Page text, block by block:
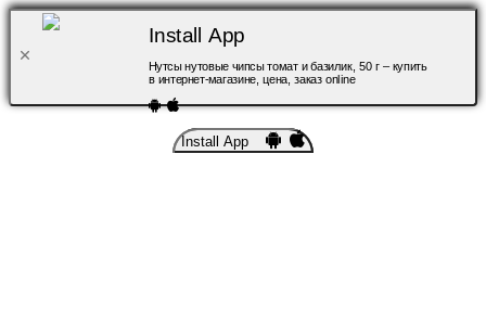
Install App
Нутсы нутовые чипсы томат и базилик, 50 г – купить
в интернет-магазине, цена, заказ online
Install App